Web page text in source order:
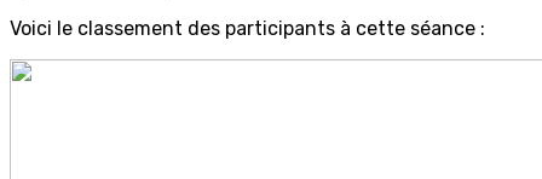
Voici le classement des participants à cette séance :